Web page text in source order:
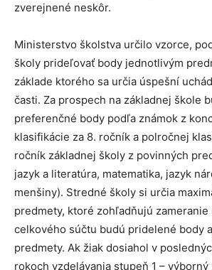
zverejnené neskôr.
Ministerstvo školstva určilo vzorce,
školy prideľovať body jednotlivým
základe ktorého sa určia úspešní
časti. Za prospech na základnej škole
preferenčné body podľa známok z
klasifikácie za 8. ročník a polročnej
ročník základnej školy z povinných
jazyk a literatúra, matematika, jazyk
menšiny). Stredné školy si určia
predmety, ktoré zohľadňujú
celkového súčtu budú pridelené body
predmety. Ak žiak dosiahol v
rokoch vzdelávania stupeň 1 –